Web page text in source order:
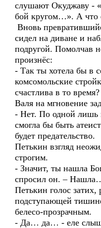
слушают Окуджаву -
бой кругом…». А что
Вновь
сидел на диване и
подругой. Помолчав
произнёс:
- Так ты хотела бы в
комсомольские
счастлива в то время?
Валя на мгновение
- Нет. По одной лишь
смогла бы быть
будет предательство.
Петькин взгляд
строгим.
- Значит, ты нашла
спросил он. –
Петькин голос затих,
подступающей
белесо-прозрачным.
- Да… да… - еле